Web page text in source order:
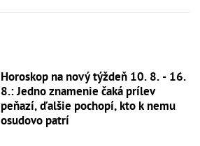
Horoskop na nový týždeň 10. 8. - 16.
8.: Jedno znamenie čaká prílev
peňazí, ďalšie pochopí, kto k nemu
osudovo patrí